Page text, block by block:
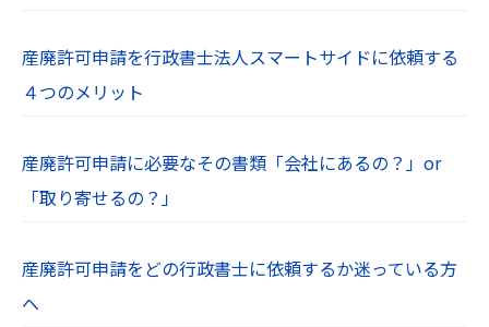
産廃許可申請を行政書士法人スマートサイドに依頼する
４つのメリット
産廃許可申請に必要なその書類「会社にあるの？」or
「取り寄せるの？」
産廃許可申請をどの行政書士に依頼するか迷っている方
へ